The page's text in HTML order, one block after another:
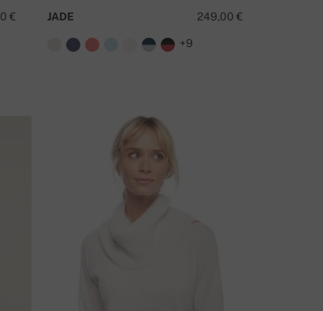
€ 249,00 €
JADE
+9